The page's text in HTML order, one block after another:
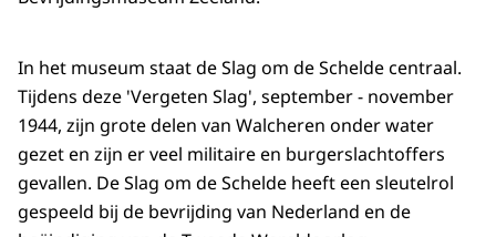
In het museum staat de Slag om de Schelde centraal.
Tijdens deze 'Vergeten Slag', september - november
1944, zijn grote delen van Walcheren onder water
gezet en zijn er veel militaire en burgerslachtoffers
gevallen. De Slag om de Schelde heeft een sleutelrol
gespeeld bij de bevrijding van Nederland en de